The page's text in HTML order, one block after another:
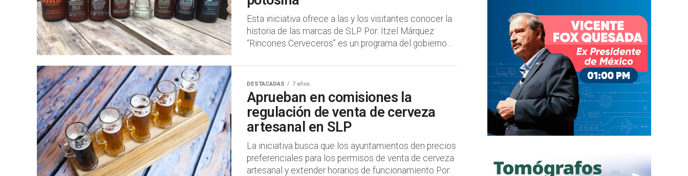
Esta iniciativa ofrece a las y los visitantes conocer la
historia de las marcas de SLP Por: Itzel Márquez
“Rincones Cerveceros” es un programa del gobierno...
DESTACADAS 7 años
Aprueban en comisiones la
regulación de venta de cerveza
artesanal en SLP
La iniciativa busca que los ayuntamientos den precios
preferenciales para los permisos de venta de cerveza
artesanal y extender horarios de funcionamiento Por: